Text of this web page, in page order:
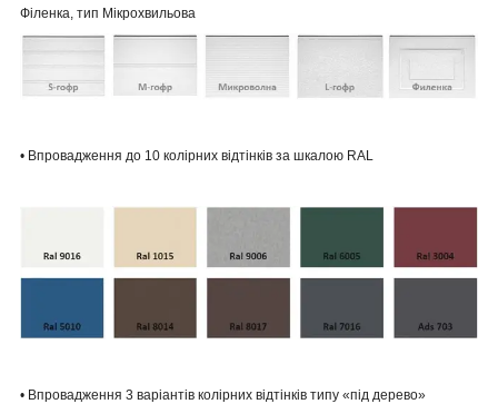
Філенка, тип Мікрохвильова
• Впровадження до 10 колірних відтінків за шкалою RAL
• Впровадження 3 варіантів колірних відтінків типу «під дерево»